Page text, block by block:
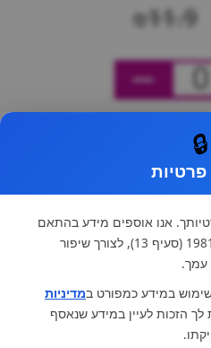
₪11.9
0
🔒
אנו אוספים מידע בהתאם
לחוק הגנת הפרטיות, התשמ"א-1981 (סעיף 13), לצורך שיפור
עמך.
במידע כמפורט במדיניות
לך הזכות לעיין במידע שנאסף